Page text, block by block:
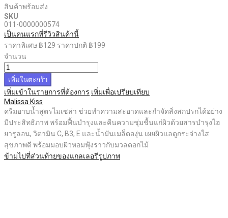
สินค้าพร้อมส่ง
SKU
011-0000000574
เป็นคนแรกที่รีวิวสินค้านี้
ราคาพิเศษ ฿129 ราคาปกติ ฿199
จำนวน
เพิ่มในตะกร้า
เพิ่มเข้าในรายการที่ต้องการ เพิ่มเพื่อเปรียบเทียบ
Malissa Kiss
ครีมอาบน้ำสูตรไมเซล่า ช่วยทำความสะอาดและกำจัดสิ่งสกปรกได้อย่าง
มีประสิทธิภาพ พร้อมฟื้นบำรุงและคืนความชุ่มชื้นแก่ผิวด้วยสารบำรุงไฮ
ยารูลอน, วิตามิน C, B3, E และน้ำมันเมล็ดองุ่น เผยผิวแลดูกระจ่างใส
สุขภาพดี พร้อมมอบผิวหอมฟุ้งราวกับมวลดอกไม้
ข้ามไปที่ส่วนท้ายของแกลเลอรีรูปภาพ